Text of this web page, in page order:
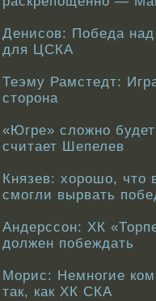
Денисов: Победа
для ЦСКА
Теэму Рамстедт:
сторона
«Югре» сложно
считает Шепелев
Князев: хорошо, что
смогли вырвать
Андерссон: ХК
должен побеждать
Морис: Немногие
так, как ХК СКА